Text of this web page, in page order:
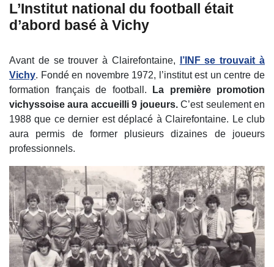
L’Institut national du football était
d’abord basé à Vichy
Avant de se trouver à Clairefontaine,
l’INF se trouvait à
Vichy. Fondé en novembre 1972, l’institut est un centre de
formation français de football.
La première promotion
vichyssoise aura accueilli 9 joueurs.C’est seulement en
1988 que ce dernier est déplacé à Clairefontaine. Le club
aura permis de former plusieurs dizaines de joueurs
professionnels.